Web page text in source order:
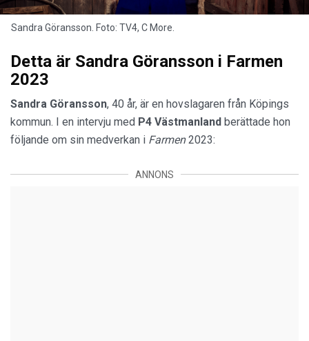
Sandra Göransson. Foto: TV4, C More.
Detta är Sandra Göransson i Farmen
2023
Sandra Göransson, 40 år, är en hovslagaren från Köpings
kommun. I en intervju med P4 Västmanland berättade hon
följande om sin medverkan i Farmen2023:
ANNONS